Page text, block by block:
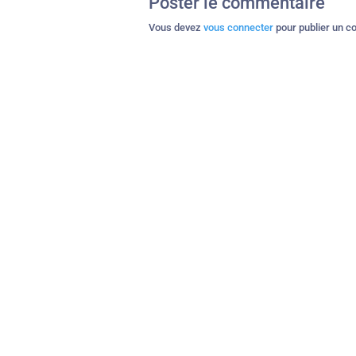
Vous devez vous connecter pour publier un